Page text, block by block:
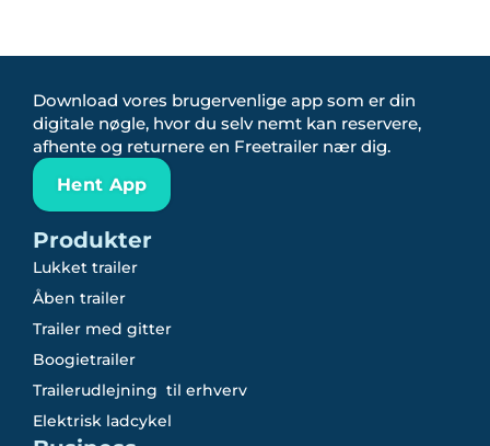
Download vores brugervenlige app som er din
digitale nøgle, hvor du selv nemt kan reservere,
afhente og returnere en Freetrailer nær dig.
Hent App
Produkter
Lukket trailer
Åben trailer
Trailer med gitter
Boogietrailer
Trailerudlejning til erhverv
Elektrisk ladcykel